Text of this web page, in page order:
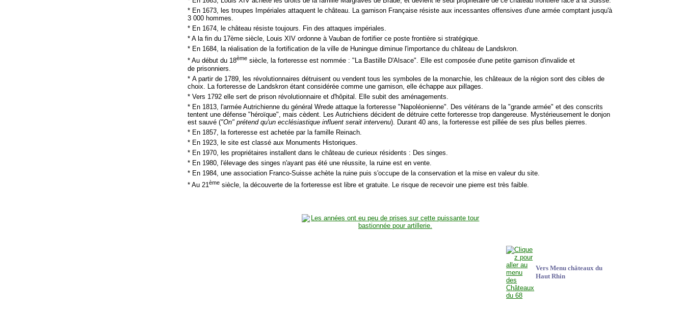
* En 1673, les troupes Impériales attaquent le château. La garnison Française résiste aux incessantes offensives d'une armée comptant jusqu'à
3 000 hommes.
* En 1674, le château résiste toujours. Fin des attaques impériales.
* A la fin du 17ème siècle, Louis XIV ordonne à Vauban de fortifier ce poste frontière si stratégique.
* En 1684, la réalisation de la fortification de la ville de Huningue diminue l'importance du château de Landskron.
* Au début du 18ème siècle, la forteresse est nommée : "La Bastille D'Alsace". Elle est composée d'une petite garnison d'invalide et
de prisonniers.
* A partir de 1789, les révolutionnaires détruisent ou vendent tous les symboles de la monarchie, les châteaux de la région sont des cibles de
choix. La forteresse de Landskron étant considérée comme une garnison, elle échappe aux pillages.
* Vers 1792 elle sert de prison révolutionnaire et d'hôpital. Elle subit des aménagements.
* En 1813, l'armée Autrichienne du général Wrede attaque la forteresse "Napoléonienne". Des vétérans de la "grande armée" et des conscrits
tentent une défense "héroïque", mais cèdent. Les Autrichiens décident de détruire cette forteresse trop dangereuse. Mystérieusement le donjon
est sauvé ("On" prétend qu'un ecclésiastique influent serait intervenu). Durant 40 ans, la forteresse est pillée de ses plus belles pierres.
* En 1857, la forteresse est achetée par la famille Reinach.
* En 1923, le site est classé aux Monuments Historiques.
* En 1970, les propriétaires installent dans le château de curieux résidents : Des singes.
* En 1980, l'élevage des singes n'ayant pas été une réussite, la ruine est en vente.
* En 1984, une association Franco-Suisse achète la ruine puis s'occupe de la conservation et la mise en valeur du site.
* Au 21ème siècle, la découverte de la forteresse est libre et gratuite. Le risque de recevoir une pierre est très faible.
Vers Menu châteaux du
Haut Rhin